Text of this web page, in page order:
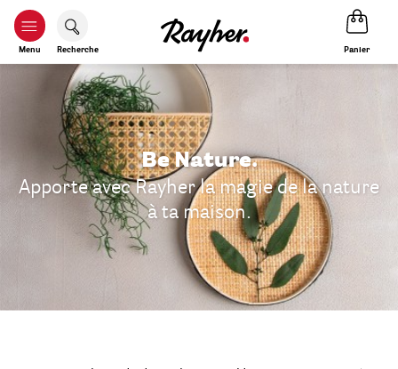
Menu Recherche Panier
Be Nature.
Apporte avec Rayher la magie de la nature
à ta maison.